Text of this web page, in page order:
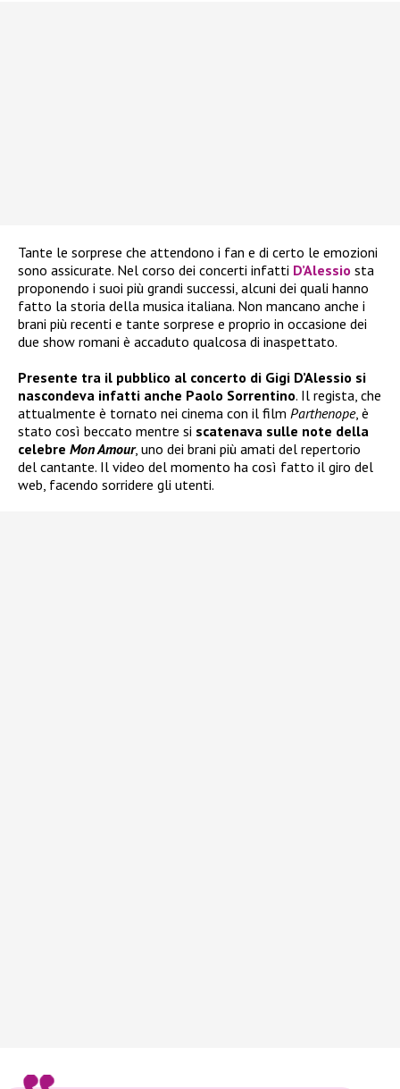
Tante le sorprese che attendono i fan e di certo le emozioni
sono assicurate. Nel corso dei concerti infatti D’Alessio sta
proponendo i suoi più grandi successi, alcuni dei quali hanno
fatto la storia della musica italiana. Non mancano anche i
brani più recenti e tante sorprese e proprio in occasione dei
due show romani è accaduto qualcosa di inaspettato.
Presente tra il pubblico al concerto di Gigi D’Alessio si
nascondeva infatti anche Paolo Sorrentino. Il regista, che
attualmente è tornato nei cinema con il film Parthenope, è
stato così beccato mentre si scatenava sulle note della
celebre Mon Amour, uno dei brani più amati del repertorio
del cantante. Il video del momento ha così fatto il giro del
web, facendo sorridere gli utenti.